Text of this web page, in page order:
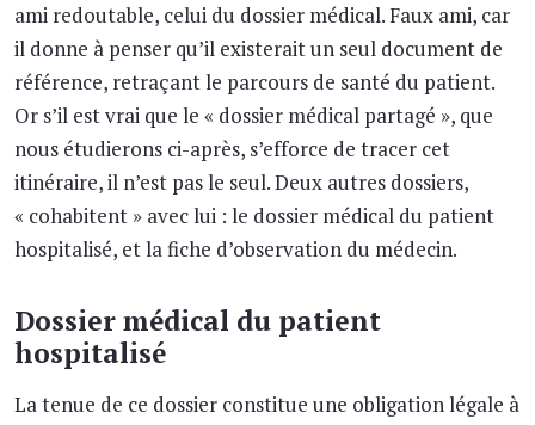
ami redoutable, celui du dossier médical. Faux ami, car
il donne à penser qu’il existerait un seul document de
référence, retraçant le parcours de santé du patient.
Or s’il est vrai que le « dossier médical partagé », que
nous étudierons ci-après, s’efforce de tracer cet
itinéraire, il n’est pas le seul. Deux autres dossiers,
« cohabitent » avec lui : le dossier médical du patient
hospitalisé, et la fiche d’observation du médecin.
Dossier médical du patient
hospitalisé
La tenue de ce dossier constitue une obligation légale à